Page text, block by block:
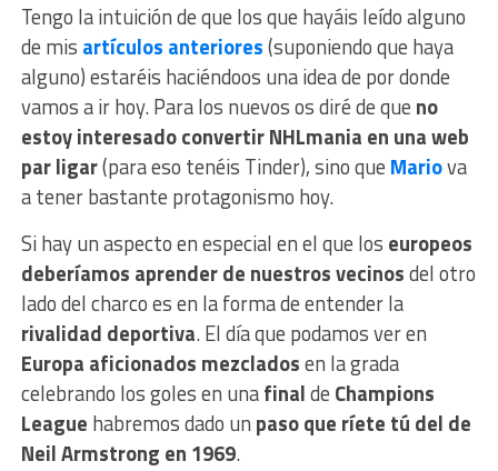
Tengo la intuición de que los que hayáis leído alguno
de mis artículos anteriores(suponiendo que haya
alguno) estaréis haciéndoos una idea de por donde
vamos a ir hoy. Para los nuevos os diré de que no
estoy interesado convertir NHLmania en una web
par ligar(para eso tenéis Tinder), sino que Mariova
a tener bastante protagonismo hoy.
Si hay un aspecto en especial en el que los europeos
deberíamos aprender de nuestros vecinosdel otro
lado del charco es en la forma de entender la
rivalidad deportiva. El día que podamos ver en
Europa aficionados mezcladosen la grada
celebrando los goles en unafinalde Champions
League habremos dado un paso que ríete tú del de
Neil Armstrong en 1969.